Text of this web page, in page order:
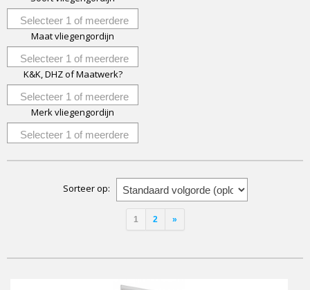
Selecteer 1 of meerdere
opties
Maat vliegengordijn
Selecteer 1 of meerdere
opties
K&K, DHZ of Maatwerk?
Selecteer 1 of meerdere
opties
Merk vliegengordijn
Selecteer 1 of meerdere
Sorteer op:
1 2 »